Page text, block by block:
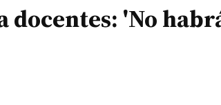
docentes: 'No